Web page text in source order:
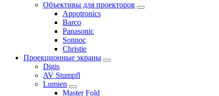
Объективы для проекторов
Appotronics
Barco
Panasonic
Sonnoc
Сhristie
Проекционные экраны
Digis
AV Stumpfl
Lumien
Master Fold